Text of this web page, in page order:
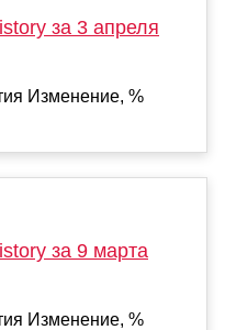
за 3 апреля
Изменение, %
за 9 марта
Изменение, %